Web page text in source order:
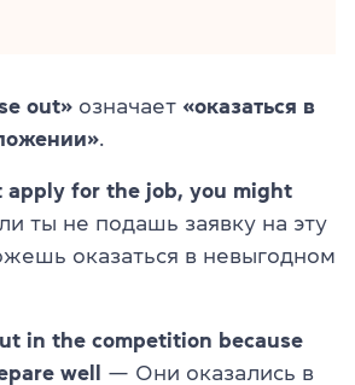
out» означает «оказаться в
.
apply for the job, you might
ты не подашь заявку на эту
оказаться в невыгодном
in the competition because
well
— Они оказались в